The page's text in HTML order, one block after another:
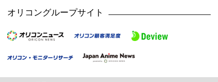
オリコングループサイト